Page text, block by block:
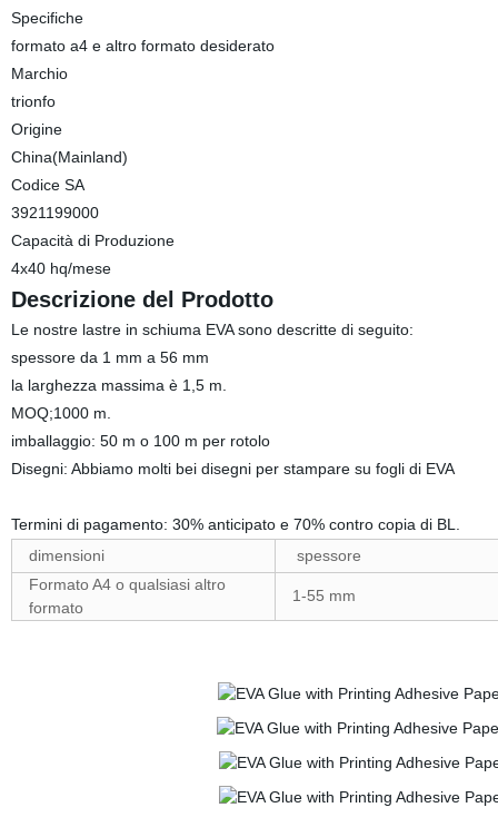
Specifiche
formato a4 e altro formato desiderato
Marchio
trionfo
Origine
China(Mainland)
Codice SA
3921199000
Capacità di Produzione
4x40 hq/mese
Descrizione del Prodotto
Le nostre lastre in schiuma EVA sono descritte di seguito:
spessore da 1 mm a 56 mm
la larghezza massima è 1,5 m.
MOQ;1000 m.
imballaggio: 50 m o 100 m per rotolo
Disegni: Abbiamo molti bei disegni per stampare su fogli di EVA
Termini di pagamento: 30% anticipato e 70% contro
dimensioni
spessore
Formato A4 o qualsiasi altro
formato
1-55 mm